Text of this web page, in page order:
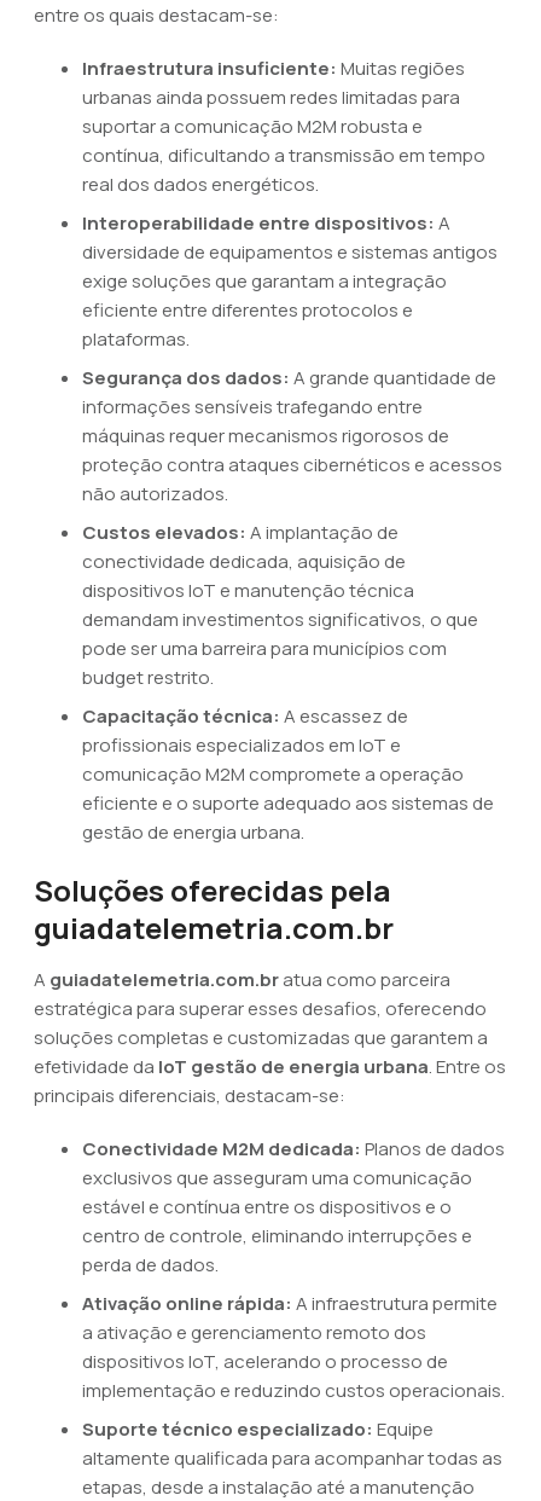
entre os quais destacam-se:
Infraestrutura insuficiente: Muitas regiões
urbanas ainda possuem redes limitadas para
suportar a comunicação M2M robusta e
contínua, dificultando a transmissão em tempo
real dos dados energéticos.
Interoperabilidade entre dispositivos: A
diversidade de equipamentos e sistemas antigos
exige soluções que garantam a integração
eficiente entre diferentes protocolos e
plataformas.
Segurança dos dados: A grande quantidade de
informações sensíveis trafegando entre
máquinas requer mecanismos rigorosos de
proteção contra ataques cibernéticos e acessos
não autorizados.
Custos elevados: A implantação de
conectividade dedicada, aquisição de
dispositivos IoT e manutenção técnica
demandam investimentos significativos, o que
pode ser uma barreira para municípios com
budget restrito.
Capacitação técnica: A escassez de
profissionais especializados em IoT e
comunicação M2M compromete a operação
eficiente e o suporte adequado aos sistemas de
gestão de energia urbana.
Soluções oferecidas pela
guiadatelemetria.com.br
A guiadatelemetria.com.bratua como parceira
estratégica para superar esses desafios, oferecendo
soluções completas e customizadas que garantem a
efetividade da IoT gestão de energia urbana. Entre os
principais diferenciais, destacam-se:
Conectividade M2M dedicada: Planos de dados
exclusivos que asseguram uma comunicação
estável e contínua entre os dispositivos e o
centro de controle, eliminando interrupções e
perda de dados.
Ativação online rápida: A infraestrutura permite
a ativação e gerenciamento remoto dos
dispositivos IoT, acelerando o processo de
implementação e reduzindo custos operacionais.
Suporte técnico especializado: Equipe
altamente qualificada para acompanhar todas as
etapas, desde a instalação até a manutenção